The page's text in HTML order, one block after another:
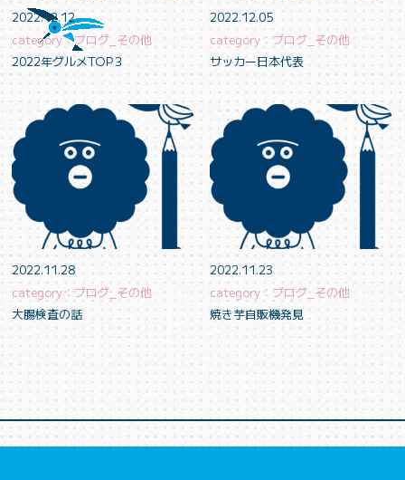
2022.12.12
category：ブログ_その他
2022年グルメTOP３
2022.12.05
category：ブログ_その他
サッカー日本代表
2022.11.28
category：ブログ_その他
大腸検査の話
2022.11.23
category：ブログ_その他
焼き芋自販機発見